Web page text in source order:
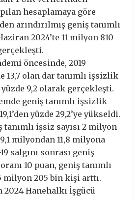
hesaplamaya göre
arındırılmış geniş tanımlı
2024’te 11 milyon 810
öncesinde, 2019
13,7 olan dar tanımlı işsizlik
yüzde 9,2 olarak gerçekleşti.
geniş tanımlı işsizlik
yüzde 29,2’ye yükseldi.
tanımlı işsiz sayısı 2 milyon
milyondan 11,8 milyona
salgını sonrası geniş
10 puan, geniş tanımlı
milyon 205 bin kişi arttı.
2024 Hanehalkı İşgücü